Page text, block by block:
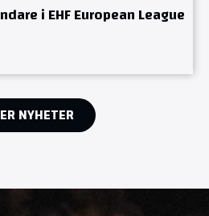
i EHF European League
NYHETER